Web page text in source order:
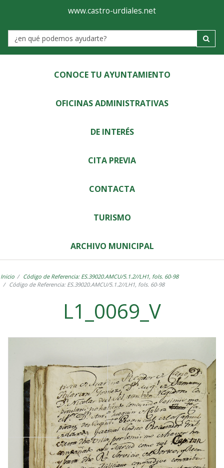
Ayuntamiento
de
Castro-
Urdiales
www.castro-urdiales.net
Label
CONOCE TU AYUNTAMIENTO
OFICINAS ADMINISTRATIVAS
DE INTERÉS
CITA PREVIA
CONTACTA
TURISMO
ARCHIVO MUNICIPAL
Inicio
Código de Referencia: ES.39020.AMCU/5.1.2//LH1, fols. 60-98
Código de Referencia: ES.39020.AMCU/5.1.2//LH1, fols. 60-98
L1_0069_V